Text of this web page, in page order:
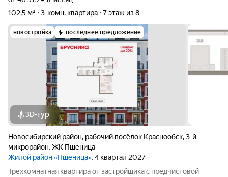
102,5 м²
3-комн. квартира 7 этаж из 8
новостройка последнее предложение
3D-тур
Новосибирский район, рабочий посёлок Краснообск,3-й
микрорайон,ЖК Пшеница
Жилой район «Пшеница», 4 квартал 2027
Трехкомнатная квартира от застройщика с предчистовой